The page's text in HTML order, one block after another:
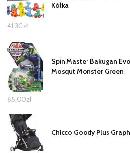
Kółka
41,30zł
Spin Master Bakugan
Mosqut Monster Green
65,00zł
Chicco Goody Plus